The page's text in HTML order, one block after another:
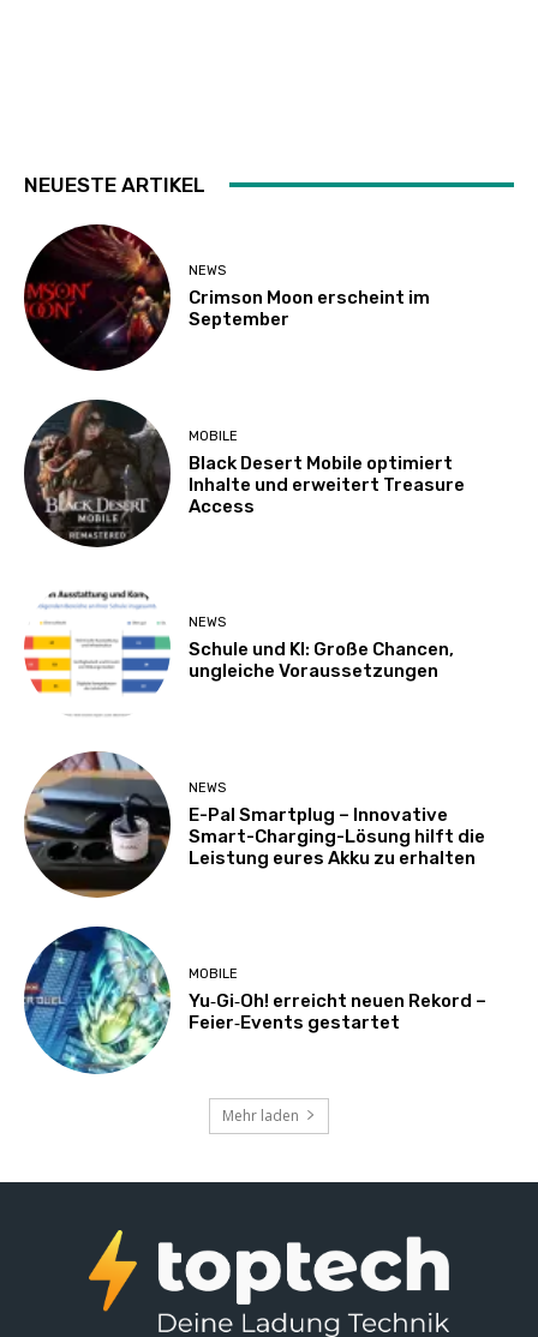
NEUESTE ARTIKEL
NEWS
Crimson Moon erscheint im
September
MOBILE
Black Desert Mobile optimiert
Inhalte und erweitert Treasure
Access
NEWS
Schule und KI: Große Chancen,
ungleiche Voraussetzungen
NEWS
E-Pal Smartplug – Innovative
Smart-Charging-Lösung hilft die
Leistung eures Akku zu erhalten
MOBILE
Yu‑Gi‑Oh! erreicht neuen Rekord –
Feier‑Events gestartet
Mehr laden